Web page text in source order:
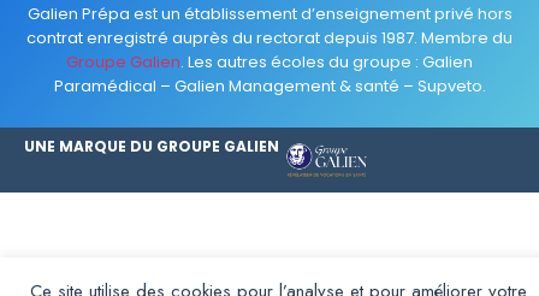
Galien Prépa est un établissement d’enseignement privé hors
contrat enregistré auprès du rectorat depuis 1987. Membre du
Groupe Galien. Les autres écoles du groupe : Galien
Paramédical – Galien Management & santé – Supveto.
UNE MARQUE DU GROUPE GALIEN